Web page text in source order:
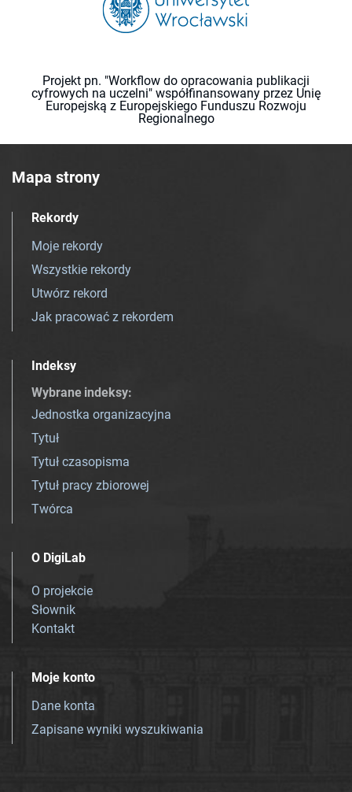
Projekt pn. "Workflow do opracowania publikacji
cyfrowych na uczelni" współfinansowany przez Unię
Europejską z Europejskiego Funduszu Rozwoju
Regionalnego
Mapa strony
Rekordy
Moje rekordy
Wszystkie rekordy
Utwórz rekord
Jak pracować z rekordem
Indeksy
Wybrane indeksy:
Jednostka organizacyjna
Tytuł
Tytuł czasopisma
Tytuł pracy zbiorowej
Twórca
O DigiLab
O projekcie
Słownik
Kontakt
Moje konto
Dane konta
Zapisane wyniki wyszukiwania